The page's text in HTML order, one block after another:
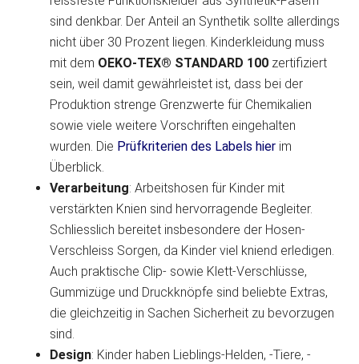
sind denkbar. Der Anteil an Synthetik sollte allerdings
nicht über 30 Prozent liegen. Kinderkleidung muss
mit dem OEKO-TEX® STANDARD 100 zertifiziert
sein, weil damit gewährleistet ist, dass bei der
Produktion strenge Grenzwerte für Chemikalien
sowie viele weitere Vorschriften eingehalten
wurden. Die Prüfkriterien des Labels hier im
Überblick.
Verarbeitung: Arbeitshosen für Kinder mit
verstärkten Knien sind hervorragende Begleiter.
Schliesslich bereitet insbesondere der Hosen-
Verschleiss Sorgen, da Kinder viel kniend erledigen.
Auch praktische Clip- sowie Klett-Verschlüsse,
Gummizüge und Druckknöpfe sind beliebte Extras,
die gleichzeitig in Sachen Sicherheit zu bevorzugen
sind.
Design: Kinder haben Lieblings-Helden, -Tiere, -